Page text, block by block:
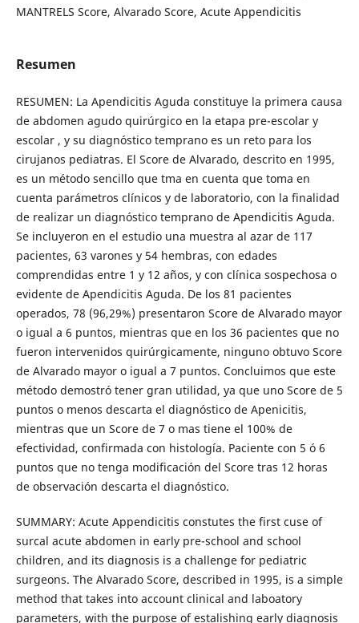
MANTRELS Score, Alvarado Score, Acute Appendicitis
Resumen
RESUMEN: La Apendicitis Aguda constituye la primera causa
de abdomen agudo quirúrgico en la etapa pre-escolar y
escolar , y su diagnóstico temprano es un reto para los
cirujanos pediatras. El Score de Alvarado, descrito en 1995,
es un método sencillo que tma en cuenta que toma en
cuenta parámetros clínicos y de laboratorio, con la finalidad
de realizar un diagnóstico temprano de Apendicitis Aguda.
Se incluyeron en el estudio una muestra al azar de 117
pacientes, 63 varones y 54 hembras, con edades
comprendidas entre 1 y 12 años, y con clínica sospechosa o
evidente de Apendicitis Aguda. De los 81 pacientes
operados, 78 (96,29%) presentaron Score de Alvarado mayor
o igual a 6 puntos, mientras que en los 36 pacientes que no
fueron intervenidos quirúrgicamente, ninguno obtuvo Score
de Alvarado mayor o igual a 7 puntos. Concluimos que este
método demostró tener gran utilidad, ya que uno Score de 5
puntos o menos descarta el diagnóstico de Apenicitis,
mientras que un Score de 7 o mas tiene el 100% de
efectividad, confirmada con histología. Paciente con 5 ó 6
puntos que no tenga modificación del Score tras 12 horas
de observación descarta el diagnóstico.
SUMMARY: Acute Appendicitis constutes the first cuse of
surcal acute abdomen in early pre-school and school
children, and its diagnosis is a challenge for pediatric
surgeons. The Alvarado Score, described in 1995, is a simple
method that takes into account clinical and laboatory
parameters, with the purpose of estalishing early diagnosis